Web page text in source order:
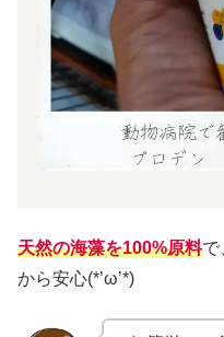
天然の海藻を100%原料で
から安心(*’ω’*)